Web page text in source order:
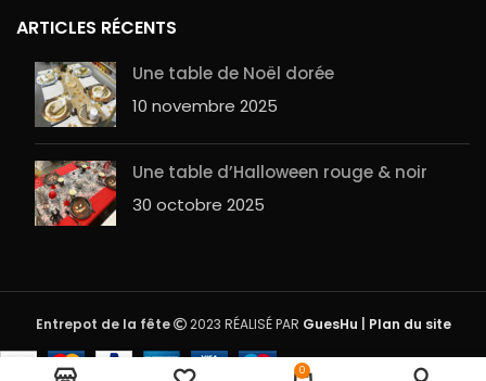
ARTICLES RÉCENTS
Une table de Noël dorée
10 novembre 2025
Une table d’Halloween rouge & noir
30 octobre 2025
Entrepot de la fête 2023 RÉALISÉ PAR GuesHu Plan du site
Nappe non tissé Cacao
0